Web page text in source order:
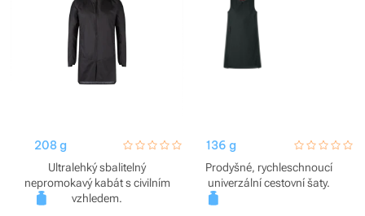
208 g hodnoceni_zakazniku
0 / 5
Ultralehký sbalitelný
nepromokavý kabát s civilním
vzhledem.
136 g
0 / 5
Prodyšné, rychleschnoucí
univerzální cestovní šaty.